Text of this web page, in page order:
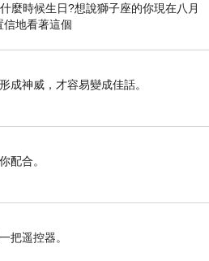
時候生日?想說獅子座的你現在八月
信地看著這個
成神威，才容易變成佳話。
配合。
把遥控器。